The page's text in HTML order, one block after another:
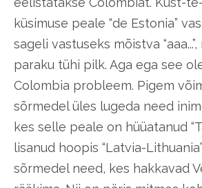
küsimuse peale “de Estonia”
sageli vastuseks mõistva
paraku tühi pilk. Aga ega see
Colombia probleem. Pigem
sõrmedel üles lugeda need
kes selle peale on hüüatanud
lisanud hoopis “Latvia-
sõrmedel need, kes hakkavad